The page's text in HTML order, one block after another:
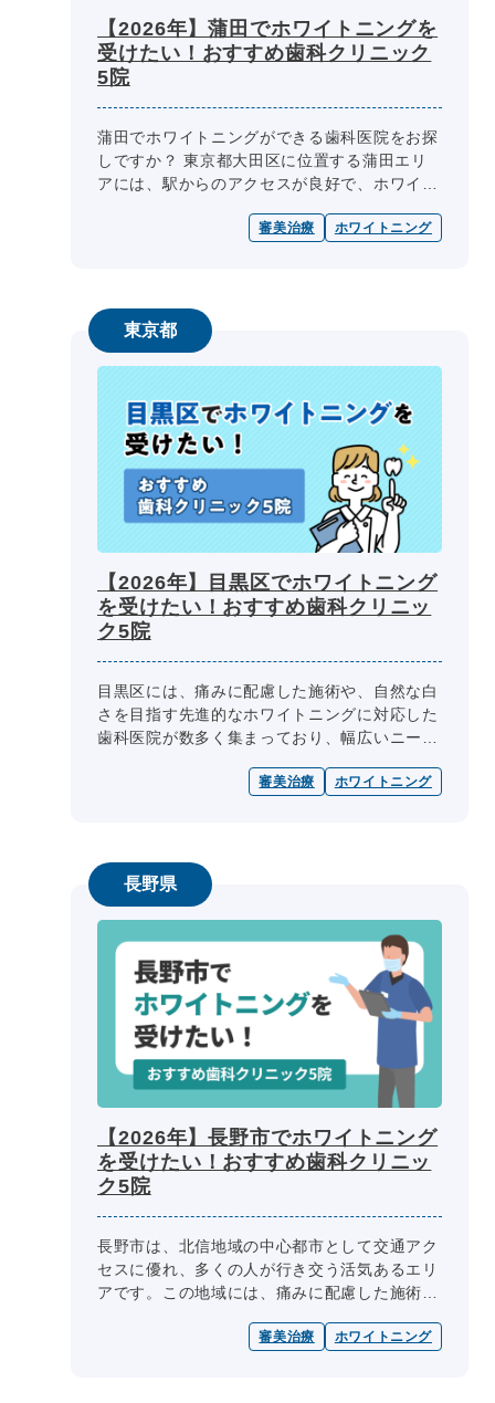
【2026年】蒲田でホワイトニングを
受けたい！おすすめ歯科クリニック
5院
蒲田でホワイトニングができる歯科医院をお探
しですか？ 東京都大田区に位置する蒲田エリ
アには、駅からのアクセスが良好で、ホワイト
歯科医院が数多くあります。中に...
審美治療 ホワイトニング
東京都
【2026年】目黒区でホワイトニング
を受けたい！おすすめ歯科クリニッ
ク5院
目黒区には、痛みに配慮した施術や、自然な白
さを目指す先進的なホワイトニングに対応した
歯科医院が数多く集まっており、幅広いニーズ
トチョイス 歯科 byGMOで...
審美治療 ホワイトニング
長野県
【2026年】長野市でホワイトニング
を受けたい！おすすめ歯科クリニッ
ク5院
長野市は、北信地域の中心都市として交通アク
セスに優れ、多くの人が行き交う活気あるエリ
アです。この地域には、痛みに配慮した施術
グに対応した歯科医院が数多く集まっ...
審美治療 ホワイトニング